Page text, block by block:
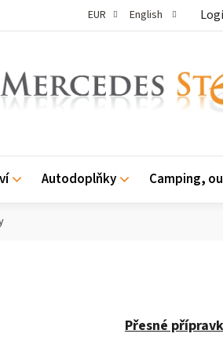
EUR English
Autodoplňky Camping,
Přesné